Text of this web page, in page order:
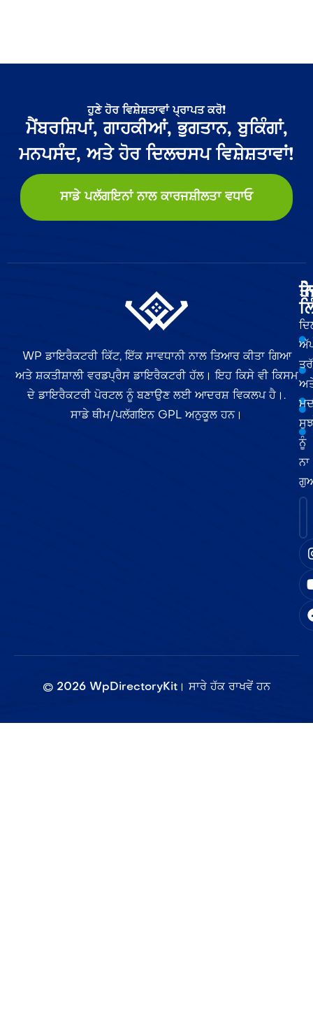
ਹੁਣੇ ਹੋਰ ਵਿਸ਼ੇਸ਼ਤਾਵਾਂ ਪ੍ਰਾਪਤ ਕਰੋ!
ਮੈਂਬਰਸ਼ਿਪਾਂ, ਗਾਹਕੀਆਂ, ਭੁਗਤਾਨ, ਬੁਕਿੰਗਾਂ,
ਮਨਪਸੰਦ, ਅਤੇ ਹੋਰ ਦਿਲਚਸਪ ਵਿਸ਼ੇਸ਼ਤਾਵਾਂ!
ਸਾਡੇ ਪਲੱਗਇਨਾਂ ਨਾਲ ਕਾਰਜਸ਼ੀਲਤਾ ਵਧਾਓ
WP ਡਾਇਰੈਕਟਰੀ ਕਿੱਟ, ਇੱਕ ਸਾਵਧਾਨੀ ਨਾਲ ਤਿਆਰ ਕੀਤਾ ਗਿਆ
ਅਤੇ ਸ਼ਕਤੀਸ਼ਾਲੀ ਵਰਡਪ੍ਰੈਸ ਡਾਇਰੈਕਟਰੀ ਹੱਲ। ਇਹ ਕਿਸੇ ਵੀ ਕਿਸਮ
ਦੇ ਡਾਇਰੈਕਟਰੀ ਪੋਰਟਲ ਨੂੰ ਬਣਾਉਣ ਲਈ ਆਦਰਸ਼ ਵਿਕਲਪ ਹੈ।.
ਸਾਡੇ ਥੀਮ/ਪਲੱਗਇਨ GPL ਅਨੁਕੂਲ ਹਨ।
ਨੂੰ
ਨਾ
© 2026 WpDirectoryKit। ਸਾਰੇ ਹੱਕ ਰਾਖਵੇਂ ਹਨ​